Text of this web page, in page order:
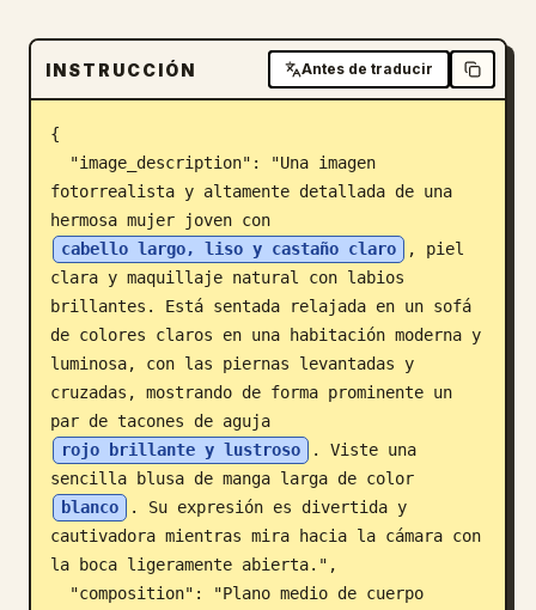
Blog
Actualizaciones
INSTRUCCIÓN Antes de traducir
{
fotorrealista y altamente detallada de una
hermosa mujer joven con
cabello largo, liso y castaño claro
, piel
clara y maquillaje natural con labios
brillantes. Está sentada relajada en un sofá
de colores claros en una habitación moderna y
luminosa, con las piernas levantadas y
cruzadas, mostrando de forma prominente un
par de tacones de aguja
rojo brillante y lustroso
. Viste una
sencilla blusa de manga larga de color
blanco
. Su expresión es divertida y
cautivadora mientras mira hacia la cámara con
la boca ligeramente abierta.",